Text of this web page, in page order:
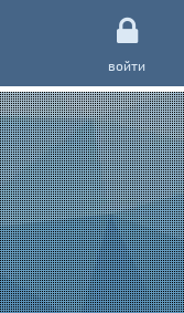
войти